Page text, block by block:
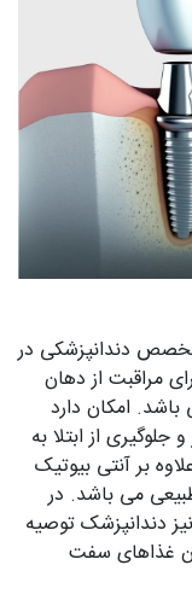
دندانپزشکی در
مراقبت از دهان
امکان دارد
از ابتلا به
بر آنتی بیوتیک
می باشد. در
دندانپزشک توصیه
غذاهای سفت